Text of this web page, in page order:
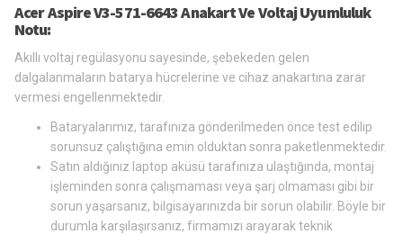
Acer Aspire V3-571-6643 Anakart Ve Voltaj Uyumluluk
Notu:
Akıllı voltaj regülasyonu sayesinde, şebekeden gelen
dalgalanmaların batarya hücrelerine ve cihaz anakartına zarar
vermesi engellenmektedir.
Bataryalarımız, tarafınıza gönderilmeden önce test edilip
sorunsuz çalıştığına emin olduktan sonra paketlenmektedir.
Satın aldığınız laptop aküsü tarafınıza ulaştığında, montaj
işleminden sonra çalışmaması veya şarj olmaması gibi bir
sorun yaşarsanız, bilgisayarınızda bir sorun olabilir. Böyle bir
durumla karşılaşırsanız, firmamızı arayarak teknik